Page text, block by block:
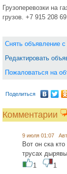
Грузоперевозки на
грузов. +7 915 208
Снять объявление с
Редактировать
Пожаловаться на
Поделиться
Комментарии
9 июля 01:07
Вот он ска
трусах
1
1